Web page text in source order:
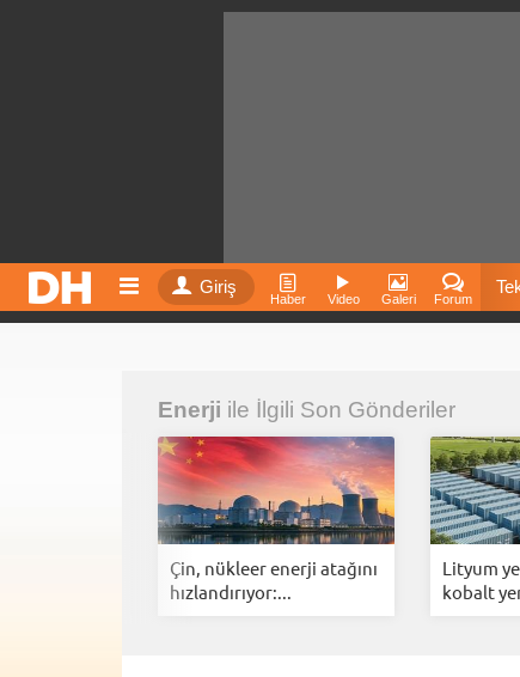
Giriş
Haber Video Galeri Forum
Enerji ile İlgili Son Gönderiler
Çin, nükleer enerji atağını
hızlandırıyor:...
Lityum
kobalt